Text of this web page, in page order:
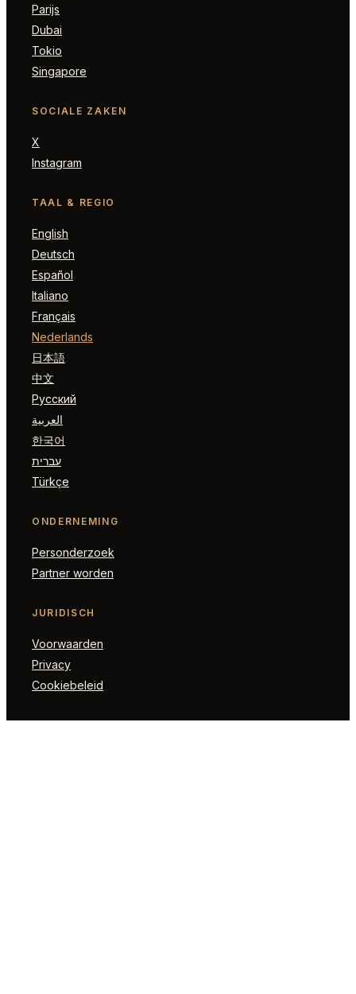
Parijs
Dubai
Tokio
Singapore
SOCIALE ZAKEN
X
Instagram
TAAL & REGIO
English
Deutsch
Español
Italiano
Français
Nederlands
日本語
中文
Русский
العربية
한국어
עברית
Türkçe
ONDERNEMING
Personderzoek
Partner worden
JURIDISCH
Voorwaarden
Privacy
Cookiebeleid